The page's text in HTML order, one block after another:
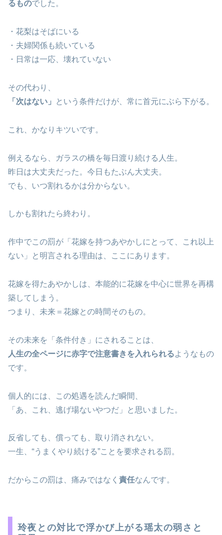
るものでした。
・花梨はそばにいる
・夫婦関係も続いている
・日常は一応、壊れていない
その代わり、
「次はない」
という条件だけが、常に首元にぶら下がる。
これ、かなりキツいです。
例えるなら、ガラスの橋を毎日渡り続ける人生。
昨日は大丈夫だった。今日もたぶん大丈夫。
でも、いつ割れるかは分からない。
しかも割れたら終わり。
作中でこの罰が「花嫁を持つあやかしにとって、これ以上
ない」と明言される理由は、ここにあります。
花嫁を得たあやかしは、本能的に花嫁を中心に世界を再構
築してしまう。
つまり、未来＝花嫁との時間そのもの。
その未来を「条件付き」にされることは、
人生の全ページに赤字で注意書きを入れられるようなもの
です。
個人的には、この処遇を読んだ瞬間、
「あ、これ、逃げ場ないやつだ」と思いました。
反省しても、償っても、取り消されない。
一生、“うまくやり続ける”ことを要求される罰。
だからこの罰は、痛みではなく 責任なんです。
玲夜との対比で浮かび上がる瑶太の弱さと